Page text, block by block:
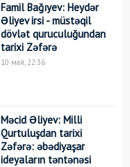
Famil Bağıyev: Heydər
Əliyev irsi - müstəqil
dövlət quruculuğundan
tarixi Zəfərə
10 май, 22:36
Məcid Əliyev: Milli
Qurtuluşdan tarixi
Zəfərə: əbədiyaşar
ideyaların təntənəsi